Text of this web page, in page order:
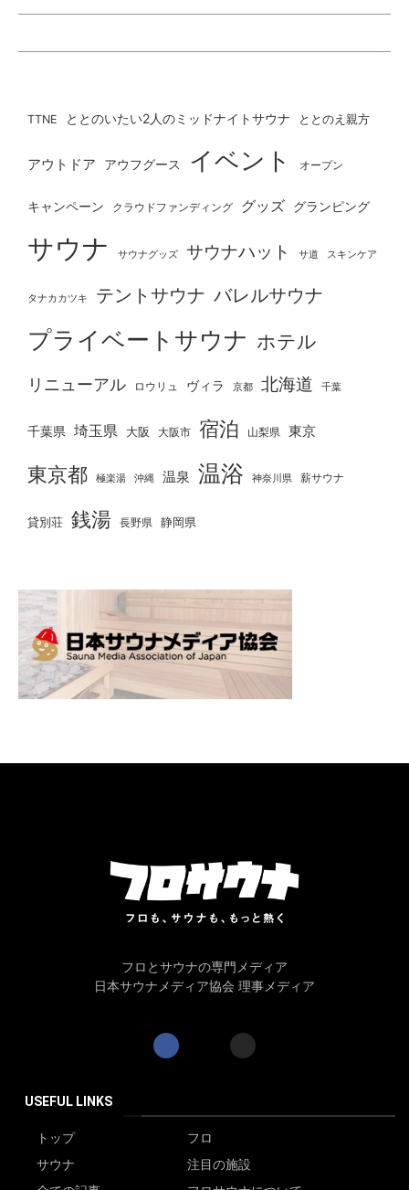
TTNE ととのいたい2人のミッドナイトサウナ ととのえ親方
アウトドア アウフグース イベント オープン
キャンペーン クラウドファンディング グッズ グランピング
サウナ サウナグッズ サウナハット サ道 スキンケア
タナカカツキ テントサウナ バレルサウナ
プライベートサウナ ホテル
リニューアル ロウリュ ヴィラ 京都 北海道 千葉
千葉県 埼玉県 大阪 大阪市 宿泊 山梨県 東京
東京都 極楽湯 沖縄 温泉 温浴 神奈川県 薪サウナ
貸別荘 銭湯 長野県 静岡県
フロとサウナの専門メディア
日本サウナメディア協会 理事メディア
USEFUL LINKS
トップ
フロ
サウナ
注目の施設